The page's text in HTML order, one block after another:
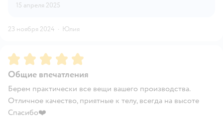
15 апреля 2025
23 ноября 2024 · Юлия
Рейтинг:5
Общие впечатления
Берем практически все вещи вашего производства.
Отличное качество, приятные к телу, всегда на высоте
Спасибо❤️